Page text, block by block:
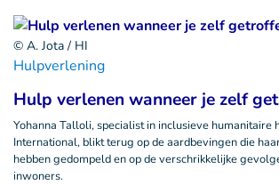
© A. Jota / HI
Hulpverlening
Hulp verlenen wanneer je zelf
Yohanna Talloli, specialist in inclusieve humanitaire
International, blikt terug op de aardbevingen die
hebben gedompeld en op de verschrikkelijke
inwoners.